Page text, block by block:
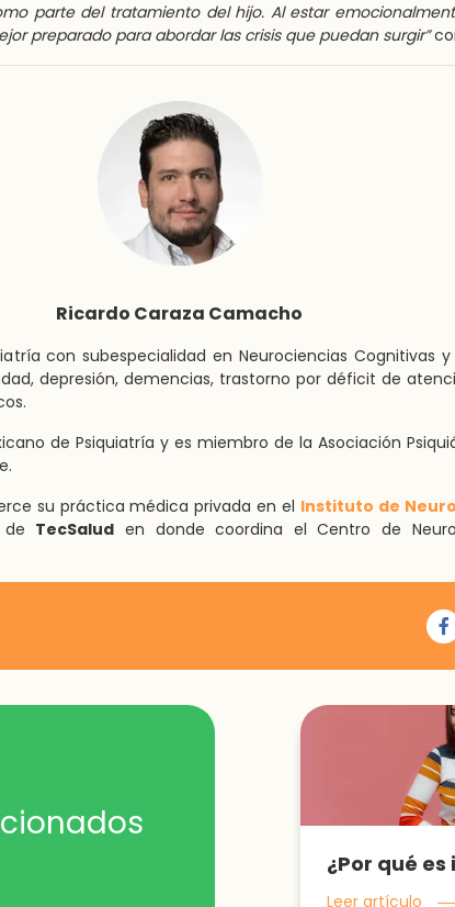
parte del tratamiento del hijo. Al estar
preparado para abordar las crisis que puedan surgir”
Ricardo Caraza Camacho
con subespecialidad en Neurociencias Cognitivas
depresión, demencias, trastorno por déficit de
de Psiquiatría y es miembro de la Asociación
su práctica médica privada en el Instituto de
de TecSalud en donde coordina el Centro de
Leer artículo